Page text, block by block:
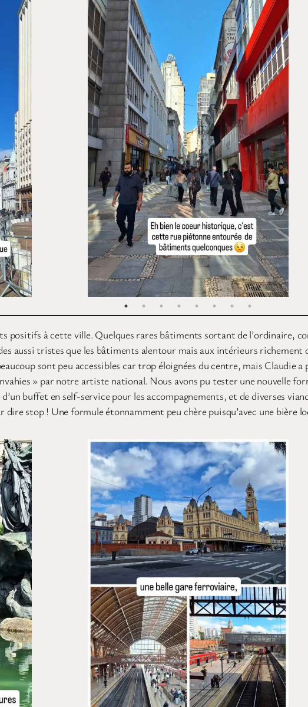
positifs à cette ville. Quelques rares bâtiments sortant de l’ordinaire,
aussi tristes que les bâtiments alentour mais aux intérieurs richement
sont peu accessibles car trop éloignées du centre, mais Claudie
» par notre artiste national. Nous avons pu tester une nouvelle
buffet en self-service pour les accompagnements, et de diverses
dire stop ! Une formule étonnamment peu chère puisqu’avec une bière